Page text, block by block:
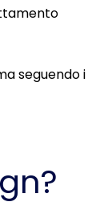
seguendo i